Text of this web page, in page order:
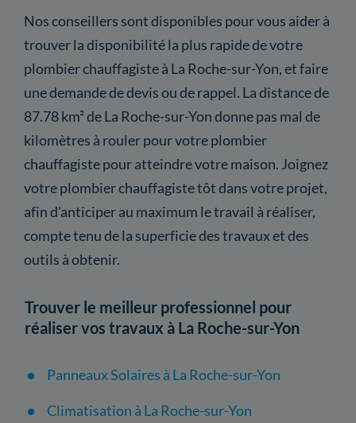
Nos conseillers sont disponibles pour vous aider à
trouver la disponibilité la plus rapide de votre
plombier chauffagiste à La Roche-sur-Yon, et faire
une demande de devis ou de rappel. La distance de
87.78 km² de La Roche-sur-Yon donne pas mal de
kilomètres à rouler pour votre plombier
chauffagiste pour atteindre votre maison. Joignez
votre plombier chauffagiste tôt dans votre projet,
afin d'anticiper au maximum le travail à réaliser,
compte tenu de la superficie des travaux et des
outils à obtenir.
Trouver le meilleur professionnel pour
réaliser vos travaux à La Roche-sur-Yon
Panneaux Solaires à La Roche-sur-Yon
Climatisation à La Roche-sur-Yon